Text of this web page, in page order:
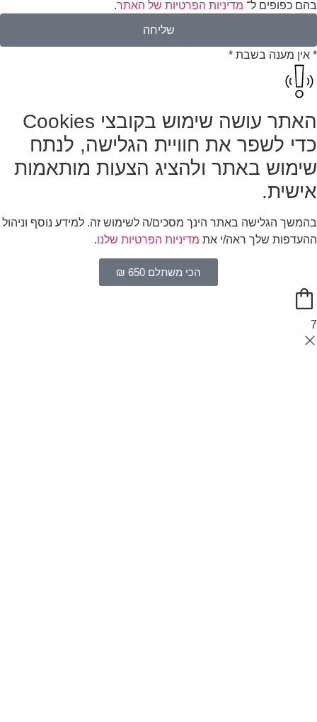
בהם כפופים ל־ מדיניות הפרטיות של האתר.
שליחה
* אין מענה בשבת *
האתר עושה שימוש בקובצי Cookies
כדי לשפר את חוויית הגלישה, לנתח
שימוש באתר ולהציג הצעות מותאמות
אישית.
בהמשך הגלישה באתר הינך מסכים/ה לשימוש זה. למידע נוסף וניהול
ההעדפות שלך ראה/י את מדיניות הפרטיות שלנו.
הכי משתלם 650 ₪
7